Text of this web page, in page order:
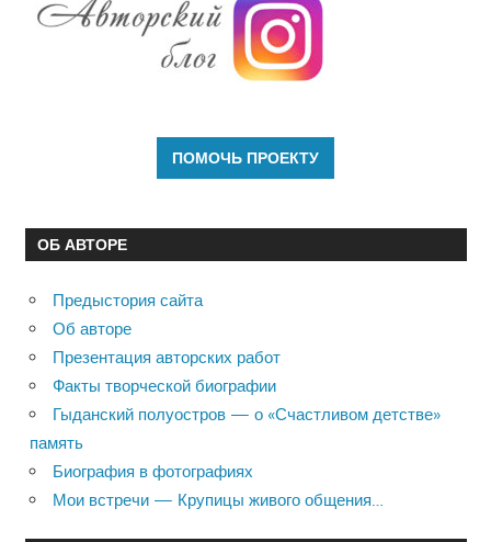
ОБ АВТОРЕ
Предыстория сайта
Об авторе
Презентация авторских работ
Факты творческой биографии
Гыданский полуостров — о «Счастливом детстве»
память
Биография в фотографиях
Мои встречи — Крупицы живого общения…